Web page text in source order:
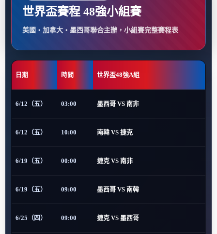
世界盃賽程 48強小組賽
美國・加拿大・墨西哥聯合主辦，小組賽完整賽程表
日期 時間 世界盃48強A組
6/12（五） 03:00 墨西哥 VS 南非
6/12（五） 10:00 南韓 VS 捷克
6/19（五） 00:00 捷克 VS 南非
6/19（五） 09:00 墨西哥 VS 南韓
6/25（四） 09:00 捷克 VS 墨西哥